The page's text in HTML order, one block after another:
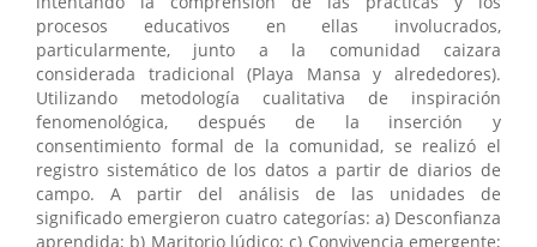
procesos educativos en ellas involucrados,
particularmente, junto a la comunidad caizara
considerada tradicional (Playa Mansa y alrededores).
Utilizando metodología cualitativa de inspiración
fenomenológica, después de la inserción y
consentimiento formal de la comunidad, se realizó el
registro sistemático de los datos a partir de diarios de
campo. A partir del análisis de las unidades de
significado emergieron cuatro categorías: a) Desconfianza
aprendida; b) Maritorio lúdico; c) Convivencia emergente;